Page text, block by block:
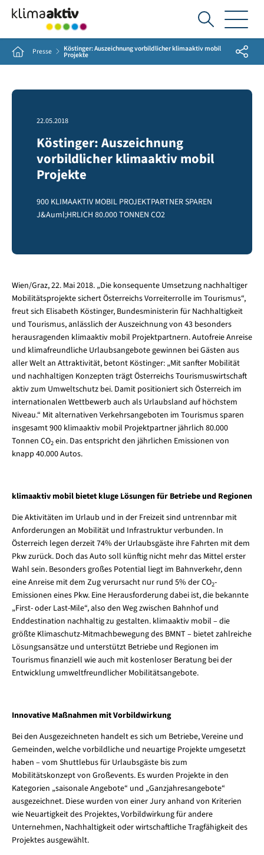
Ich
suche...
Home Presse Köstinger: Auszeichnung vorbildlicher klimaaktiv mobil
Projekte Share
22.05.2018
Köstinger: Auszeichnung
vorbildlicher klimaaktiv mobil
Projekte
900 KLIMAAKTIV MOBIL PROJEKTPARTNER SPAREN
J&Auml;HRLICH 80.000 TONNEN CO2
Wien/Graz, 22. Mai 2018. „Die konsequente Umsetzung nachhaltiger
Mobilitätsprojekte sichert Österreichs Vorreiterrolle im Tourismus“,
freut sich Elisabeth Köstinger, Bundesministerin für Nachhaltigkeit
und Tourismus, anlässlich der Auszeichnung von 43 besonders
herausragenden klimaaktiv mobil Projektpartnern. Autofreie Anreise
und klimafreundliche Urlaubsangebote gewinnen bei Gästen aus
aller Welt an Attraktivität, betont Köstinger: „Mit sanfter Mobilität
und nachhaltigen Konzepten trägt Österreichs Tourismuswirtschaft
aktiv zum Umweltschutz bei. Damit positioniert sich Österreich im
internationalen Wettbewerb auch als Urlaubsland auf höchstem
Niveau.“ Mit alternativen Verkehrsangeboten im Tourismus sparen
insgesamt 900 klimaaktiv mobil Projektpartner jährlich 80.000
Tonnen CO2ein. Das entspricht den jährlichen Emissionen von
knapp 40.000 Autos.
klimaaktiv mobil bietet kluge Lösungen für Betriebe und Regionen
Die Aktivitäten im Urlaub und in der Freizeit sind untrennbar mit
Anforderungen an Mobilität und Infrastruktur verbunden. In
Österreich legen derzeit 74% der Urlaubsgäste ihre Fahrten mit dem
Pkw zurück. Doch das Auto soll künftig nicht mehr das Mittel erster
Wahl sein. Besonders großes Potential liegt im Bahnverkehr, denn
eine Anreise mit dem Zug verursacht nur rund 5% der CO2-
Emissionen eines Pkw. Eine Herausforderung dabei ist, die bekannte
„First- oder Last-Mile“, also den Weg zwischen Bahnhof und
Enddestination nachhaltig zu gestalten. klimaaktiv mobil – die
größte Klimaschutz-Mitmachbewegung des BMNT – bietet zahlreiche
Lösungsansätze und unterstützt Betriebe und Regionen im
Tourismus finanziell wie auch mit kostenloser Beratung bei der
Entwicklung umweltfreundlicher Mobilitätsangebote.
Innovative Maßnahmen mit Vorbildwirkung
Bei den Ausgezeichneten handelt es sich um Betriebe, Vereine und
Gemeinden, welche vorbildliche und neuartige Projekte umgesetzt
haben – vom Shuttlebus für Urlaubsgäste bis zum
Mobilitätskonzept von Großevents. Es wurden Projekte in den
Kategorien „saisonale Angebote“ und „Ganzjahresangebote“
ausgezeichnet. Diese wurden von einer Jury anhand von Kriterien
wie Neuartigkeit des Projektes, Vorbildwirkung für andere
Unternehmen, Nachhaltigkeit oder wirtschaftliche Tragfähigkeit des
Projektes ausgewählt.